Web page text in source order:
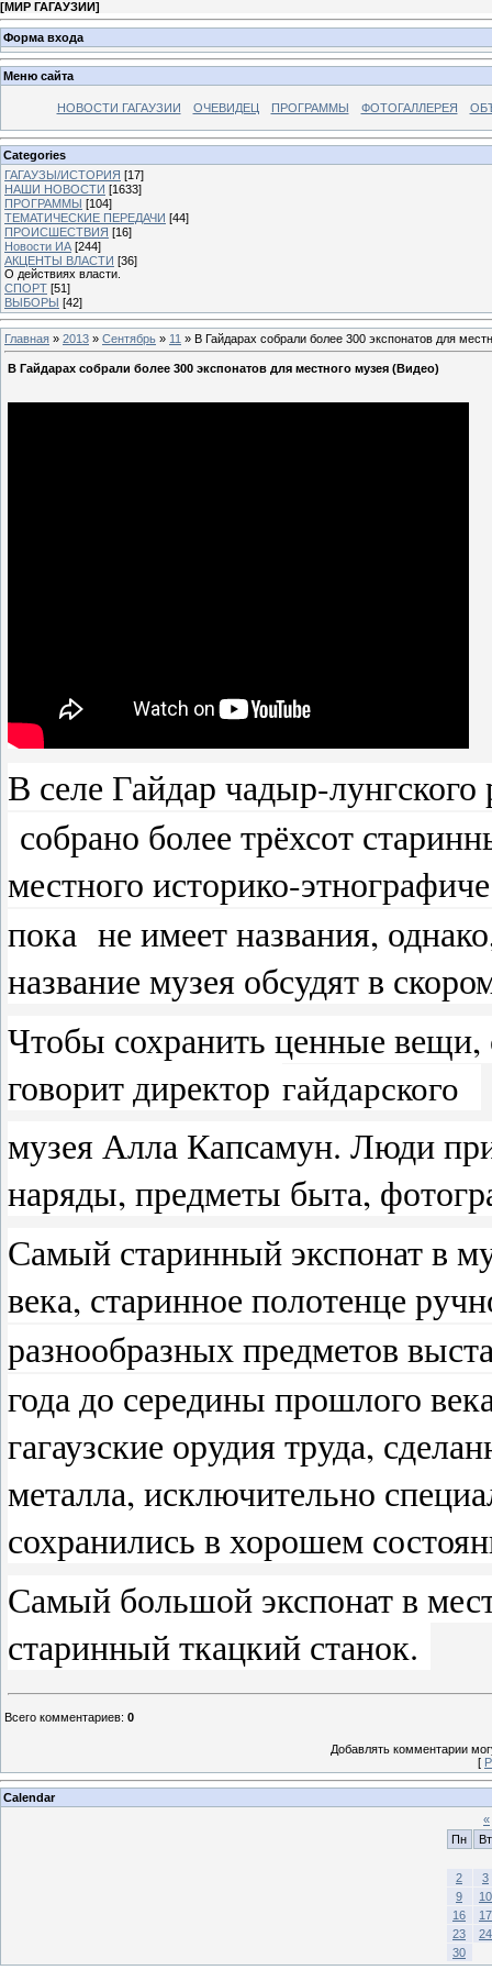
[МИР ГАГАУЗИИ]
Форма входа
Меню сайта
НОВОСТИ ГАГАУЗИИ ОЧЕВИДЕЦ ПРОГРАММЫ ФОТОГАЛЛЕРЕЯ
Categories
ГАГАУЗЫ/ИСТОРИЯ [17]
НАШИ НОВОСТИ [1633]
ПРОГРАММЫ [104]
ТЕМАТИЧЕСКИЕ ПЕРЕДАЧИ [44]
ПРОИСШЕСТВИЯ [16]
Новости ИА [244]
АКЦЕНТЫ ВЛАСТИ [36]
О действиях власти.
СПОРТ [51]
ВЫБОРЫ [42]
Главная » 2013 » Сентябрь » 11 » В Гайдарах собрали более 300 экспонатов для
В Гайдарах собрали более 300 экспонатов для местного музея (Видео)
В селе Гайдар чадыр-
собрано более трёхсот
местного историко-
пока не имеет названия,
название музея обсудят в
Чтобы сохранить ценные вещи,
говорит директор гайдарского
музея Алла Капсамун. Люди
наряды, предметы быта,
Самый старинный экспонат в
века, старинное полотенце
разнообразных предметов
года до середины прошлого
гагаузские орудия труда,
металла, исключительно
сохранились в хорошем
Самый большой экспонат в
старинный ткацкий станок.
Всего комментариев: 0
Добавлять комментарии
[
Calendar
«
Пн
Вт
2
3
9
10
16
17
23
24
30